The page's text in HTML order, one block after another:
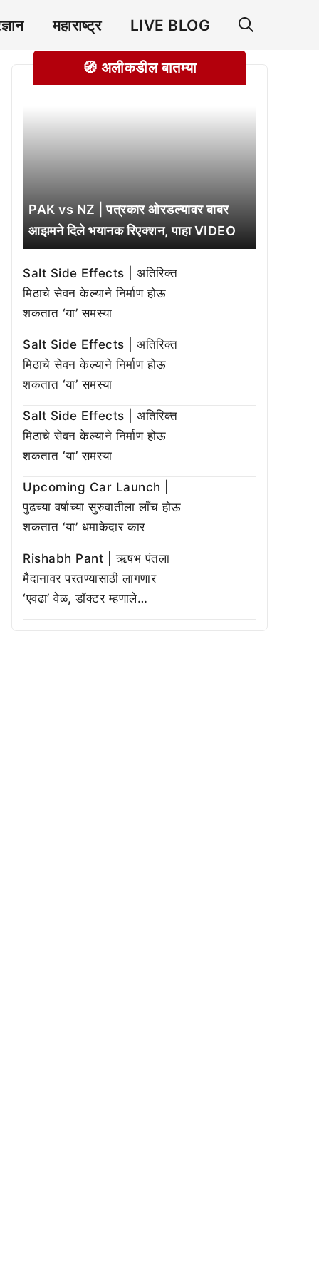
महाराष्ट्र LIVE BLOG
🧭 अलीकडील बातम्या
PAK vs NZ | पत्रकार ओरडल्यावर बाबर
आझमने दिले भयानक रिएक्शन, पाहा VIDEO
Salt Side Effects | अतिरिक्त
मिठाचे सेवन केल्याने निर्माण होऊ
शकतात ‘या’ समस्या
Salt Side Effects | अतिरिक्त
मिठाचे सेवन केल्याने निर्माण होऊ
शकतात ‘या’ समस्या
Salt Side Effects | अतिरिक्त
मिठाचे सेवन केल्याने निर्माण होऊ
शकतात ‘या’ समस्या
Upcoming Car Launch |
पुढच्या वर्षाच्या सुरुवातीला लाँच होऊ
शकतात ‘या’ धमाकेदार कार
Rishabh Pant | ऋषभ पंतला
मैदानावर परतण्यासाठी लागणार
‘एवढा’ वेळ, डॉक्टर म्हणाले…